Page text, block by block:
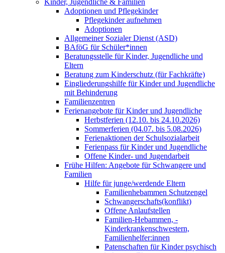
Kinder, Jugendliche & Familien
Adoptionen und Pflegekinder
Pflegekinder aufnehmen
Adoptionen
Allgemeiner Sozialer Dienst (ASD)
BAföG für Schüler*innen
Beratungsstelle für Kinder, Jugendliche und
Eltern
Beratung zum Kinderschutz (für Fachkräfte)
Eingliederungshilfe für Kinder und Jugendliche
mit Behinderung
Familienzentren
Ferienangebote für Kinder und Jugendliche
Herbstferien (12.10. bis 24.10.2026)
Sommerferien (04.07. bis 5.08.2026)
Ferienaktionen der Schulsozialarbeit
Ferienpass für Kinder und Jugendliche
Offene Kinder- und Jugendarbeit
Frühe Hilfen: Angebote für Schwangere und
Familien
Hilfe für junge/werdende Eltern
Familienhebammen Schutzengel
Schwangerschafts(konflikt)
Offene Anlaufstellen
Familien-Hebammen, -
Kinderkrankenschwestern,
Familienhelfer:innen
Patenschaften für Kinder psychisch